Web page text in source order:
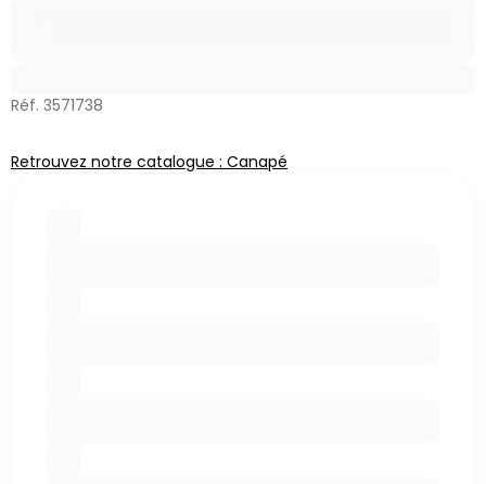
Réf. 3571738
Retrouvez notre catalogue : Canapé